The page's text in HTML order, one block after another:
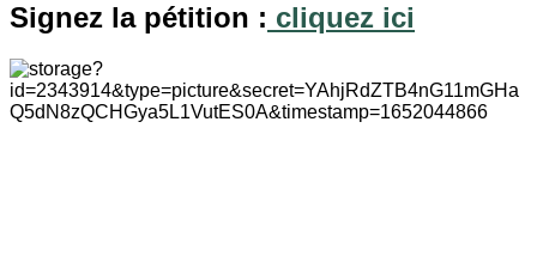
Signez la pétition : cliquez ici